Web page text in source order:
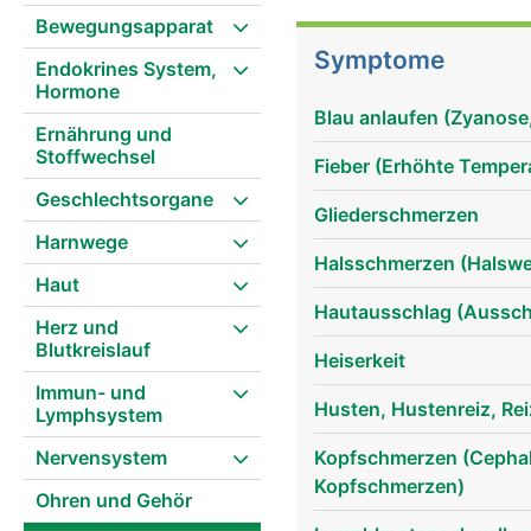
Bewegungsapparat
Endokrines System,
Hormone
Ernährung und
Stoffwechsel
Geschlechtsorgane
Harnwege
Haut
Herz und
Blutkreislauf
Immun- und
Lymphsystem
Nervensystem
Ohren und Gehör
Mundreinigung. Mit der
z.B. Erd- oder
feineren Geruchsinn
Vergrösserungseffekt
in Wirklichkeit ist.
verletzende Teilchen
Gesundheit. Vor allem
Rolle.
Symptome
Blau anlaufen
Fieber (Erhöhte
Gliederschmerzen
Halsschmerzen
Hautausschlag
Heiserkeit
Husten, Hustenreiz,
Kopfschmerzen
Kopfschmerzen)